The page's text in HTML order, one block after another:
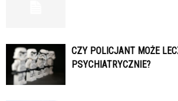
CZY POLICJANT MOŻE
PSYCHIATRYCZNIE?